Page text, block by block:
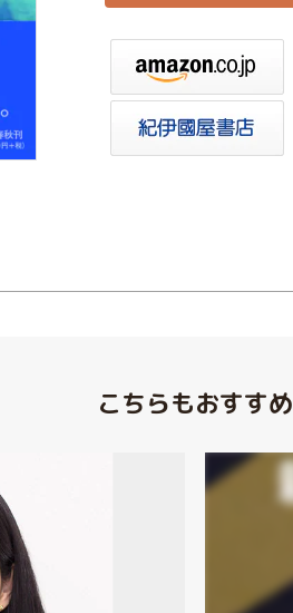
クス セブンネット
HonyaClub
こちらもおすすめ